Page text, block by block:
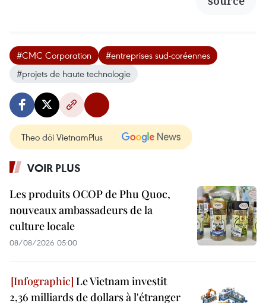
#CMC Corporation
#entreprises sud-coréennes
#projets de haute technologie
Theo dõi VietnamPlus
VOIR PLUS
Les produits OCOP de Phu Quoc,
nouveaux ambassadeurs de la
culture locale
08/08/2026 05:00
Le Vietnam investit
2,36 milliards de dollars à l'étranger